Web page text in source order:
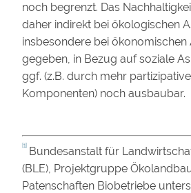
noch begrenzt. Das
daher indirekt bei ökologischen
insbesondere bei ökonomischen
gegeben, in Bezug auf soziale
ggf. (z.B. durch mehr
Komponenten) noch ausbaubar.
[1]
Bundesanstalt für
(BLE), Projektgruppe
Patenschaften Biobetriebe